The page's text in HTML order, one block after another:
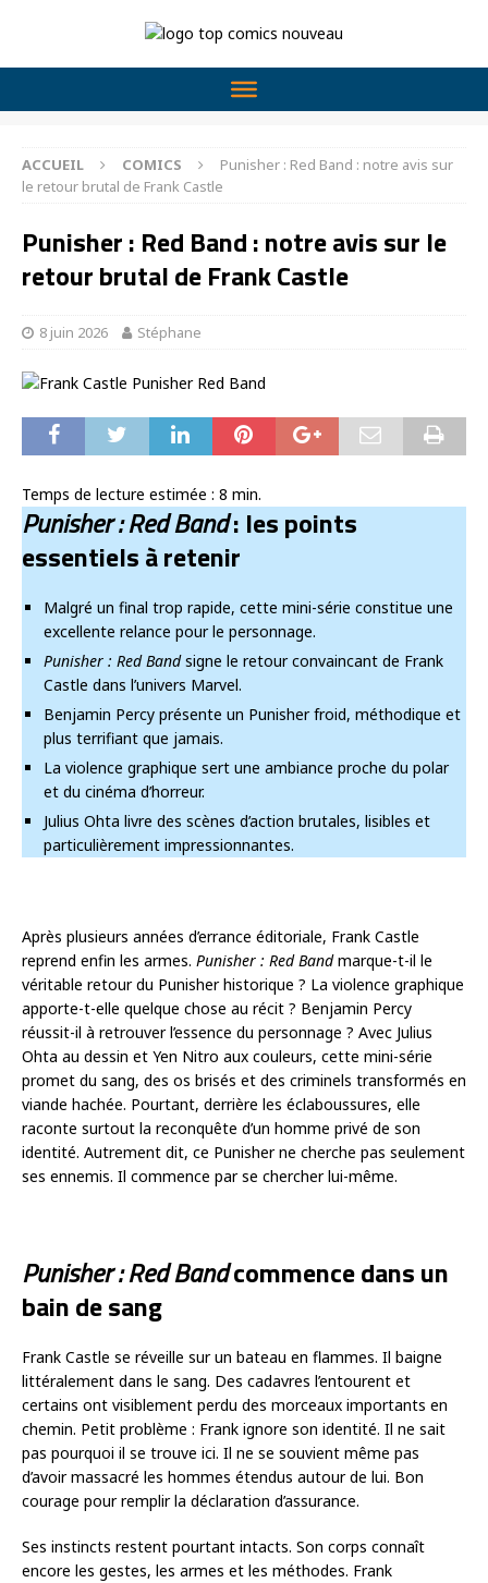
ACCUEIL COMICS
Punisher : Red Band : notre avis sur
le retour brutal de Frank Castle
Punisher : Red Band : notre avis sur le
retour brutal de Frank Castle
8 juin 2026 Stéphane
Temps de lecture estimée : 8 min.
Punisher : Red Band: les points
essentiels à retenir
Malgré un final trop rapide, cette mini-série constitue une
excellente relance pour le personnage.
Punisher : Red Bandsigne le retour convaincant de Frank
Castle dans l’univers Marvel.
Benjamin Percy présente un Punisher froid, méthodique et
plus terrifiant que jamais.
La violence graphique sert une ambiance proche du polar
et du cinéma d’horreur.
Julius Ohta livre des scènes d’action brutales, lisibles et
particulièrement impressionnantes.
Après plusieurs années d’errance éditoriale, Frank Castle
reprend enfin les armes. Punisher : Red Bandmarque-t-il le
véritable retour du Punisher historique ? La violence graphique
apporte-t-elle quelque chose au récit ? Benjamin Percy
réussit-il à retrouver l’essence du personnage ? Avec Julius
Ohta au dessin et Yen Nitro aux couleurs, cette mini-série
promet du sang, des os brisés et des criminels transformés en
viande hachée. Pourtant, derrière les éclaboussures, elle
raconte surtout la reconquête d’un homme privé de son
identité. Autrement dit, ce Punisher ne cherche pas seulement
ses ennemis. Il commence par se chercher lui-même.
Punisher : Red Bandcommence dans un
bain de sang
Frank Castle se réveille sur un bateau en flammes. Il baigne
littéralement dans le sang. Des cadavres l’entourent et
certains ont visiblement perdu des morceaux importants en
chemin. Petit problème : Frank ignore son identité. Il ne sait
pas pourquoi il se trouve ici. Il ne se souvient même pas
d’avoir massacré les hommes étendus autour de lui. Bon
courage pour remplir la déclaration d’assurance.
Ses instincts restent pourtant intacts. Son corps connaît
encore les gestes, les armes et les méthodes. Frank